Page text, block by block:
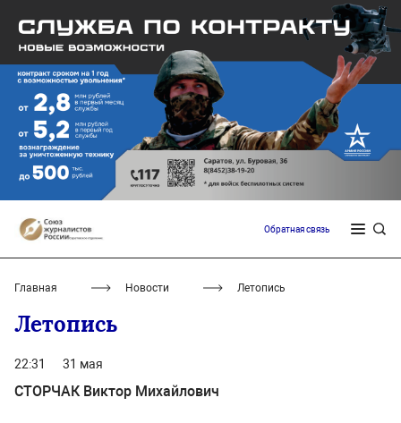
Обратная связь
Главная Новости Летопись
Летопись
22:31 31 мая
СТОРЧАК Виктор Михайлович